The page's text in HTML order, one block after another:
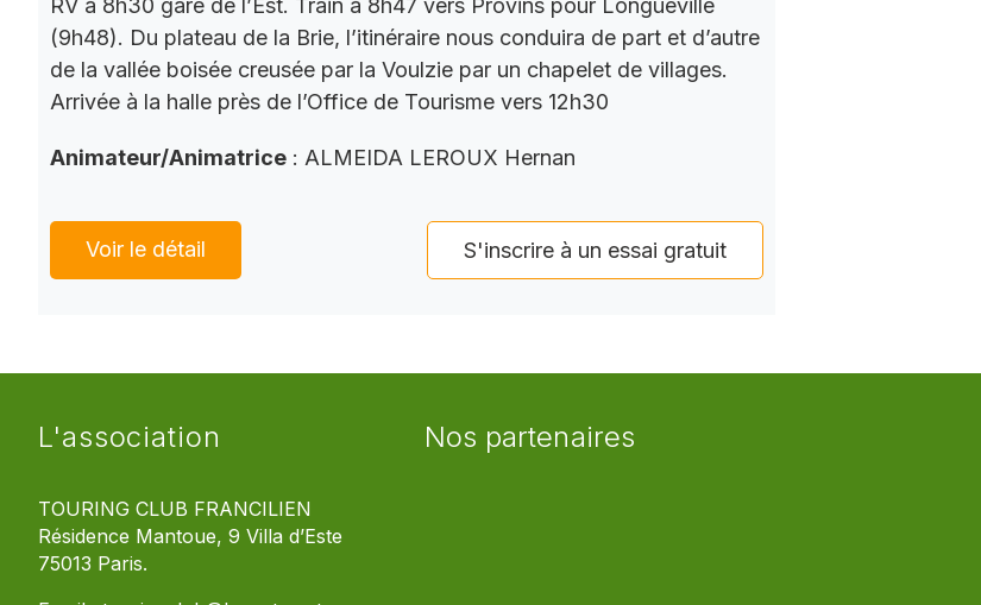
RV à 8h30 gare de l’Est. Train à 8h47 vers Provins pour Longueville
(9h48). Du plateau de la Brie, l’itinéraire nous conduira de part et d’autre
de la vallée boisée creusée par la Voulzie par un chapelet de villages.
Arrivée à la halle près de l’Office de Tourisme vers 12h30
Animateur/Animatrice : ALMEIDA LEROUX Hernan
Voir le détail S'inscrire à un essai gratuit
L'association
TOURING CLUB FRANCILIEN
Résidence Mantoue, 9 Villa d’Este
75013 Paris.
Nos partenaires